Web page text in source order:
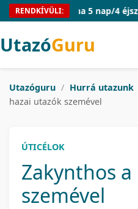
RENDKÍVÜLI:
Toszkána 5 nap/4 éjszaka
UtazóGuru
Utazóguru / Hurrá utazunk
hazai utazók szemével
ÚTICÉLOK
Zakynthos
szemével